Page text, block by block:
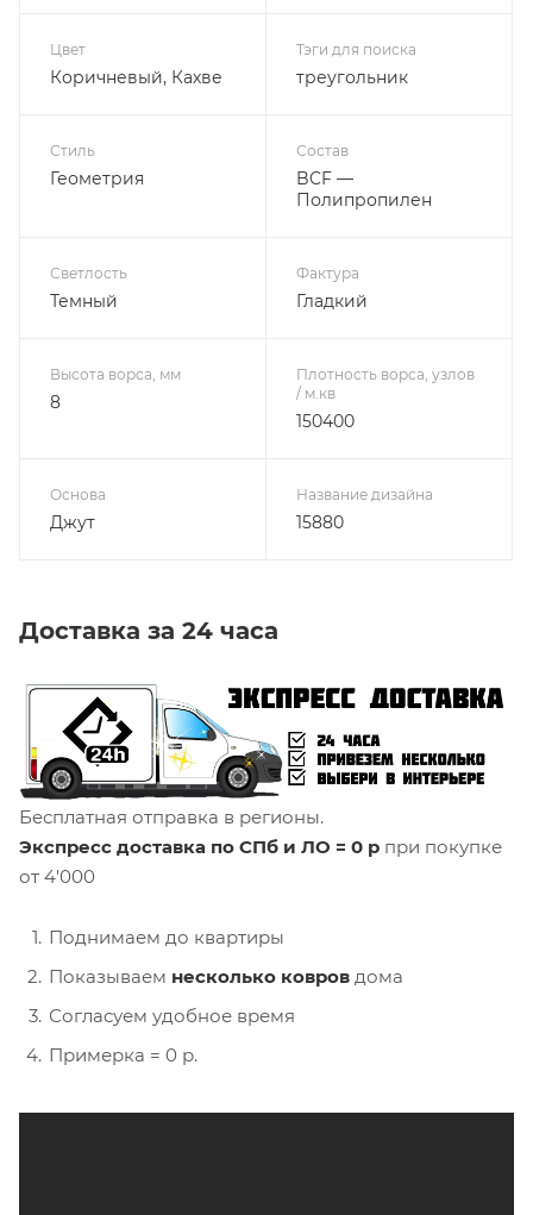
Цвет
Коричневый, Кахве
Тэги для поиска
треугольник
Стиль
Геометрия
Состав
BCF —
Полипропилен
Светлость
Темный
Фактура
Гладкий
Высота ворса, мм
8
Плотность ворса, узлов
/ м.кв
150400
Основа
Джут
Название дизайна
15880
Доставка за 24 часа
Бесплатная отправка в регионы.
Экспресс доставка по СПб и ЛО = 0 р при покупке
от 4'000
Поднимаем до квартиры
Показываем несколько ковров дома
Согласуем удобное время
Примерка = 0 р.